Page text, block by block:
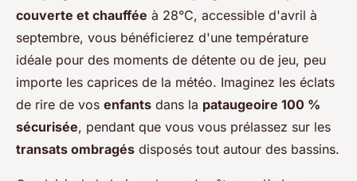
couverte et chauffée à 28°C, accessible d'avril à
septembre, vous bénéficierez d'une température
idéale pour des moments de détente ou de jeu, peu
importe les caprices de la météo. Imaginez les éclats
de rire de vos enfants dans la pataugeoire 100 %
sécurisée, pendant que vous vous prélassez sur les
transats ombragés disposés tout autour des bassins.